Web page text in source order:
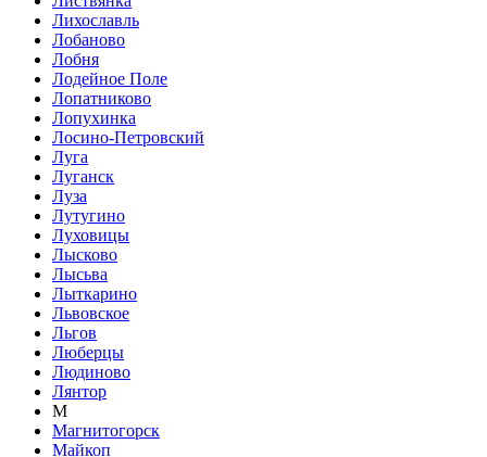
Лихославль
Лобаново
Лобня
Лодейное Поле
Лопатниково
Лопухинка
Лосино-Петровский
Луга
Луганск
Луза
Лутугино
Луховицы
Лысково
Лысьва
Лыткарино
Львовское
Льгов
Люберцы
Людиново
Лянтор
М
Магнитогорск
Майкоп